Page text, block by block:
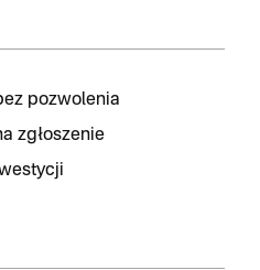
pozwolenia
zgłoszenie